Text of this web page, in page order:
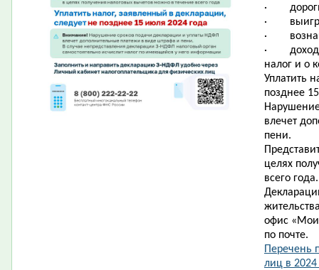
·
·
·
·
налог и о
Уплатить
позднее
влечет
пени.
целях
всего года.
офис
по почте.
Перечень
лиц в 2024